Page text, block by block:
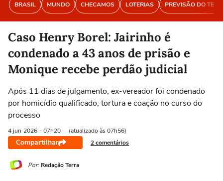
BRASIL MUNDO CHECAMOS LOTERIAS PREVISÃO DO
Caso Henry Borel: Jairinho é
condenado a 43 anos de prisão e
Monique recebe perdão judicial
Após 11 dias de julgamento, ex-vereador foi condenado
por homicídio qualificado, tortura e coação no curso do
processo
4 jun 2026 - 07h20 (atualizado às 07h56)
Compartilhar 2 comentários
Por: Redação Terra